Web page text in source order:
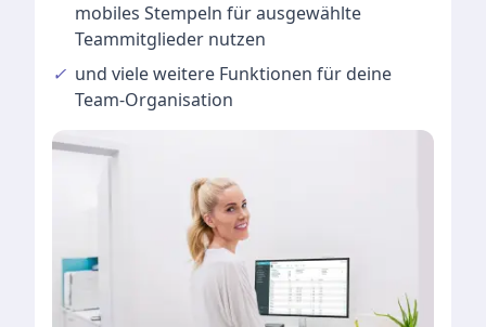
mobiles Stempeln für ausgewählte
Teammitglieder nutzen
✓ und vieleweitere Funktionen für deine
Team-Organisation